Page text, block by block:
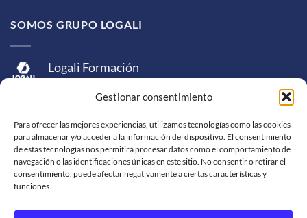
Gestionar consentimiento
Para ofrecer las mejores experiencias, utilizamos tecnologías como las cookies
para almacenar y/o acceder a la información del dispositivo. El consentimiento
de estas tecnologías nos permitirá procesar datos como el comportamiento de
navegación o las identificaciones únicas en este sitio. No consentir o retirar el
consentimiento, puede afectar negativamente a ciertas características y
funciones.
SOMOS GRUPO LOGALI
Logali Formación
Logali Consultoría
Logali Ingeniería